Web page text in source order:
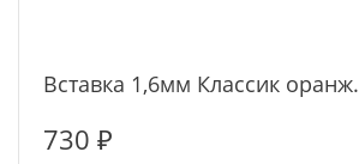
Вставка 1,6мм Классик оранж.
730 ₽